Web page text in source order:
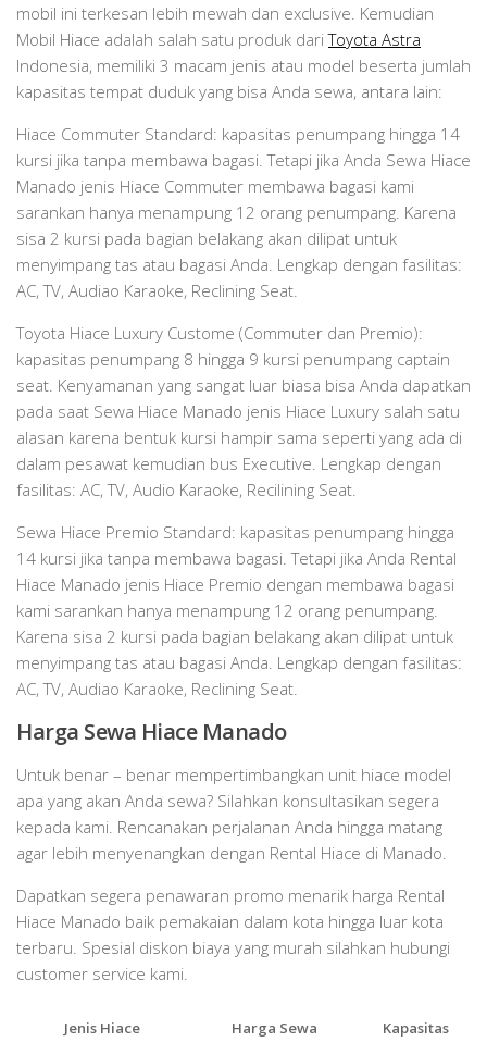
mobil ini terkesan lebih mewah dan exclusive. Kemudian
Mobil Hiace adalah salah satu produk dariToyota Astra
Indonesia, memiliki 3 macam jenis atau model beserta jumlah
kapasitas tempat duduk yang bisa Anda sewa, antara lain:
Hiace Commuter Standard: kapasitas penumpang hingga 14
kursi jika tanpa membawa bagasi. Tetapi jika Anda Sewa Hiace
Manado jenis Hiace Commuter membawa bagasi kami
sarankan hanya menampung 12 orang penumpang. Karena
sisa 2 kursi pada bagian belakang akan dilipat untuk
menyimpang tas atau bagasi Anda. Lengkap dengan fasilitas:
AC, TV, Audiao Karaoke, Reclining Seat.
Toyota Hiace Luxury Custome (Commuter dan Premio):
kapasitas penumpang 8 hingga 9 kursi penumpang captain
seat. Kenyamanan yang sangat luar biasa bisa Anda dapatkan
pada saat Sewa Hiace Manado jenis Hiace Luxury salah satu
alasan karena bentuk kursi hampir sama seperti yang ada di
dalam pesawat kemudian bus Executive. Lengkap dengan
fasilitas: AC, TV, Audio Karaoke, Recilining Seat.
Sewa Hiace Premio Standard: kapasitas penumpang hingga
14 kursi jika tanpa membawa bagasi. Tetapi jika Anda Rental
Hiace Manado jenis Hiace Premio dengan membawa bagasi
kami sarankan hanya menampung 12 orang penumpang.
Karena sisa 2 kursi pada bagian belakang akan dilipat untuk
menyimpang tas atau bagasi Anda. Lengkap dengan fasilitas:
AC, TV, Audiao Karaoke, Reclining Seat.
Harga Sewa Hiace Manado
Untuk benar – benar mempertimbangkan unit hiace model
apa yang akan Anda sewa? Silahkan konsultasikan segera
kepada kami. Rencanakan perjalanan Anda hingga matang
agar lebih menyenangkan dengan Rental Hiace di Manado.
Dapatkan segera penawaran promo menarik harga Rental
Hiace Manado baik pemakaian dalam kota hingga luar kota
terbaru. Spesial diskon biaya yang murah silahkan hubungi
customer service kami.
Jenis Hiace Harga Sewa
Kapasitas